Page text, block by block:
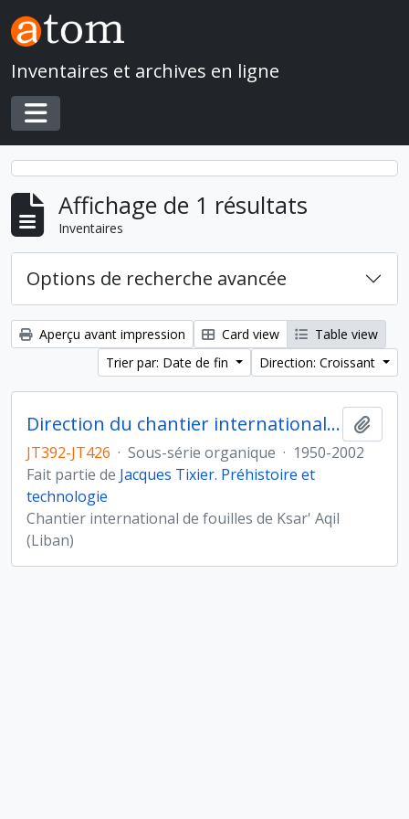
Skip to main content
Inventaires et archives en ligne
Toggle navigation
Affichage de 1 résultats
Inventaires
Options de recherche avancée
Aperçu avant impression Card view
Table view
Trier par: Date de fin
Direction: Croissant
Direction du chantier international de fouilles de Ksar'Aqil (Liban)
JT392-JT426 · Sous-série organique · 1950-2002
Fait partie de Jacques Tixier. Préhistoire et
technologie
Chantier international de fouilles de Ksar' Aqil
(Liban)